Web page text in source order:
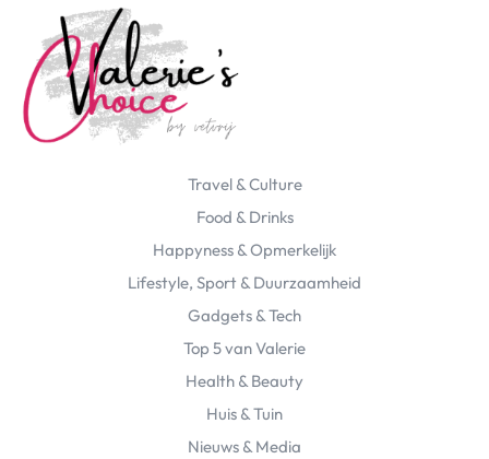
Travel & Culture
Food & Drinks
Happyness & Opmerkelijk
Lifestyle, Sport & Duurzaamheid
Gadgets & Tech
Top 5 van Valerie
Health & Beauty
Huis & Tuin
Nieuws & Media